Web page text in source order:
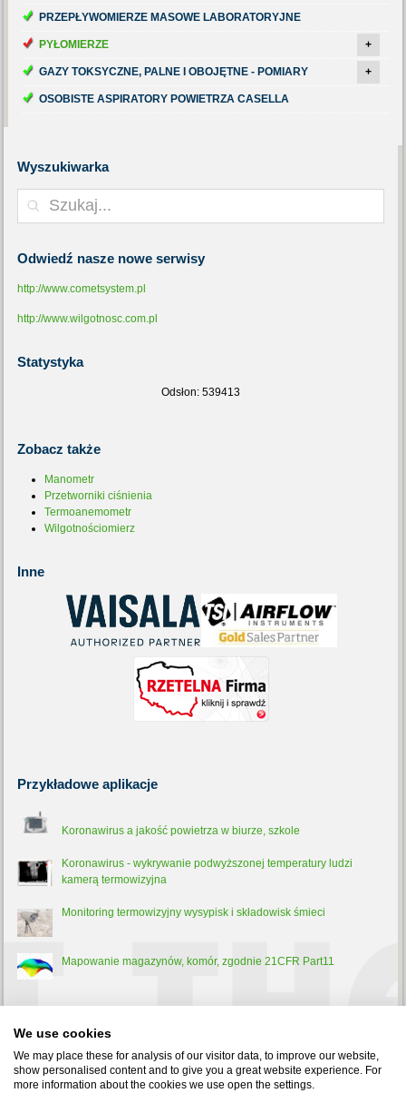
PRZEPŁYWOMIERZE MASOWE LABORATORYJNE
PYŁOMIERZE +
GAZY TOKSYCZNE, PALNE I OBOJĘTNE - POMIARY +
OSOBISTE ASPIRATORY POWIETRZA CASELLA
Wyszukiwarka
Odwiedź nasze nowe serwisy
http://www.cometsystem.pl
http://www.wilgotnosc.com.pl
Statystyka
Odsłon: 539413
Zobacz także
Manometr
Przetworniki ciśnienia
Termoanemometr
Wilgotnościomierz
Inne
Przykładowe aplikacje
Koronawirus a jakość powietrza w biurze, szkole
Koronawirus - wykrywanie podwyższonej temperatury ludzi
kamerą termowizyjna
Monitoring termowizyjny wysypisk i składowisk śmieci
Mapowanie magazynów, komór, zgodnie 21CFR Part11
Pirometr - co to jest, jak działa i do czego służy?
We use cookies
We may place these for analysis of our visitor data, to improve our website,
show personalised content and to give you a great website experience. For
more information about the cookies we use open the settings.